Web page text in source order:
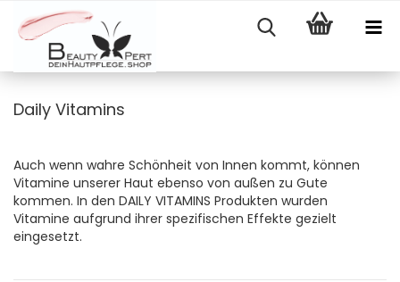
Daily Vitamins
Auch wenn wahre Schönheit von Innen kommt, können
Vitamine unserer Haut ebenso von außen zu Gute
kommen. In den DAILY VITAMINS Produkten wurden
Vitamine aufgrund ihrer spezifischen Effekte gezielt
eingesetzt.